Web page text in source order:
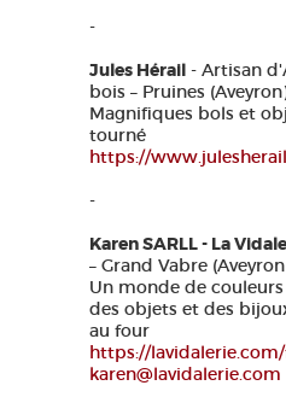
-
Jules Hérail - Artisan
bois – Pruines
Magnifiques bols et
tourné
https://
-
Karen SARLL - La
– Grand Vabre
Un monde de
des objets et des
au four
https://
karen@lavidalerie.com